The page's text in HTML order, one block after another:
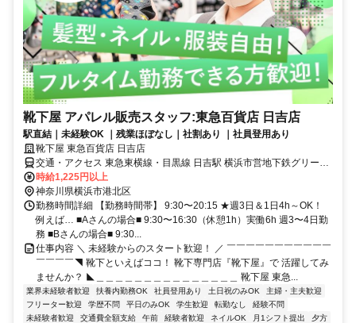
靴下屋 アパレル販売スタッフ:東急百貨店 日吉店
駅直結｜未経験OK ｜残業ほぼなし｜社割あり ｜社員登用あり
靴下屋 東急百貨店 日吉店
交通・アクセス 東急東横線・目黒線 日吉駅 横浜市営地下鉄グリーン
ライン 日吉駅
時給1,225円以上
神奈川県横浜市港北区
勤務時間詳細 【勤務時間帯】 9:30〜20:15 ★週3日＆1日4h～OK！
例えば… ■Aさんの場合■ 9:30〜16:30（休憩1h）実働6h 週3〜4日勤
務 ■Bさんの場合■ 9:30...
仕事内容 ＼ 未経験からのスタート歓迎！ ／ ￣￣￣￣￣￣￣￣￣￣￣
￣￣￣￣◥ 靴下といえばココ！ 靴下専門店『靴下屋』で 活躍してみ
ませんか？ ◣＿＿＿＿＿＿＿＿＿＿＿＿＿＿＿ 靴下屋 東急...
業界未経験者歓迎 扶養内勤務OK 社員登用あり 土日祝のみOK
主婦・主夫歓迎
フリーター歓迎
学歴不問 平日のみOK 学生歓迎 転勤なし
経験不問
未経験者歓迎
交通費全額支給 午前 経験者歓迎 ネイルOK 月1シフト提出
夕方